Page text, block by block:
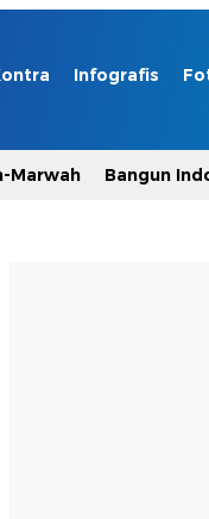
Infografis
Marwah Bangun